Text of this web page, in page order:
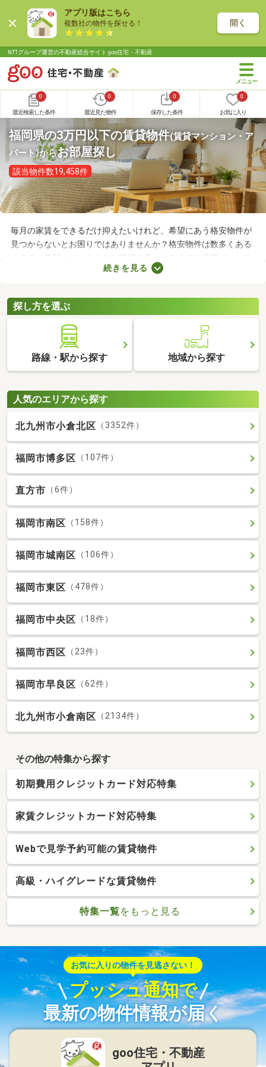
アプリ版はこちら
複数社の物件を探せる！ 開く
NTTグループ運営の不動産総合サイト goo住宅・不動産
0
最近検索した条件
0
最近見た物件
0
保存した条件
0
お気に入り
福岡県の3万円以下の賃貸物件(賃貸マンション・ア
パート)からお部屋探し
該当物件数19,458件
毎月の家賃をできるだけ抑えたいけれど、希望にあう格安物件が
見つからないとお困りではありませんか？格安物件は数多くある
ものの、希望にぴったりなお部屋を見つけるまでに時間がかかり
ます。ここでは、費用重視の方におすすめの家賃3万円以下の物
るお部屋を探してみましょう。
続きを見る
探し方を選ぶ
路線・駅から探す 地域から探す
人気のエリアから探す
北九州市小倉北区 （3352件）
福岡市博多区 （107件）
直方市 （6件）
福岡市南区 （158件）
福岡市城南区 （106件）
福岡市東区 （478件）
福岡市中央区 （18件）
福岡市西区 （23件）
福岡市早良区 （62件）
北九州市小倉南区 （2134件）
その他の特集から探す
初期費用クレジットカード対応特集
家賃クレジットカード対応特集
Webで見学予約可能の賃貸物件
高級・ハイグレードな賃貸物件
特集一覧をもっと見る
お気に入りの物件を見逃さない！
プッシュ通知で
最新の物件情報が届く
goo住宅・不動産